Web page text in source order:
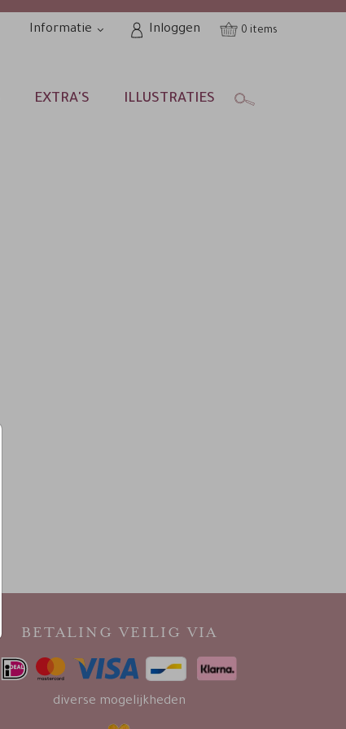
Informatie Inloggen 0
EXTRA'S ILLUSTRATIES
BETALING VEILIG VIA
diverse mogelijkheden